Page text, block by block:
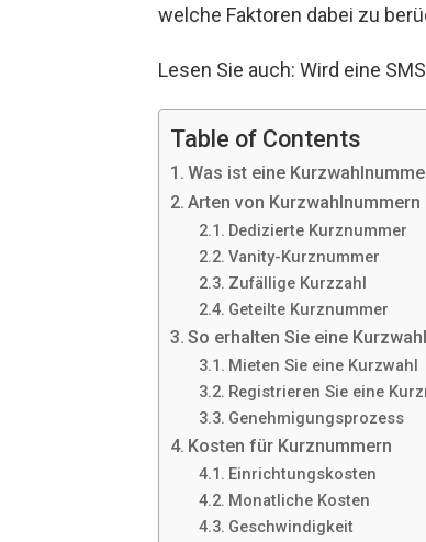
welche Faktoren dabei zu
Lesen Sie auch: Wird eine
Table of Contents
Was ist eine
Arten von Kurzwahlnummern
Dedizierte Kurznummer
Vanity-Kurznummer
Zufällige Kurzzahl
Geteilte Kurznummer
So erhalten Sie eine Kurzwahl
Mieten Sie eine Kurzwahl
Registrieren Sie eine
Genehmigungsprozess
Kosten für Kurznummern
Einrichtungskosten
Monatliche Kosten
Geschwindigkeit